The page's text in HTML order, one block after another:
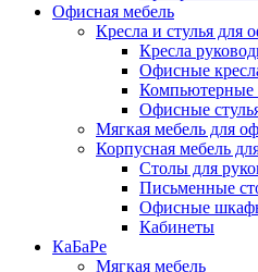
Офисная мебель
Кресла и стулья для
Кресла
Офисные
Компьютерные
Офисные
Мягкая мебель для
Корпусная мебель
Столы для
Письменные
Офисные
Кабинеты
КаБаРе
Мягкая мебель